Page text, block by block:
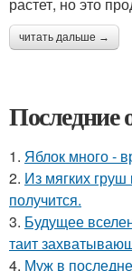
читать дальше →
Последние
1. Яблок много -
2. Из мягких
получится.
3. Будущее
таит
4. Муж в